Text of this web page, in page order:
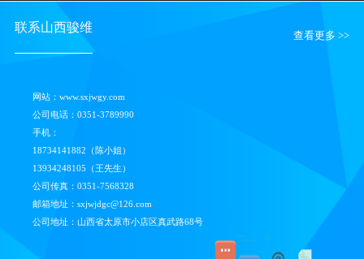
联系山西骏维
查看更多 >>
网站：www.sxjwgy.com
公司电话：0351-3789990
手机：
18734141882（陈小姐）
13934248105（王先生）
公司传真：0351-7568328
邮箱地址：sxjwjdgc@126.com
公司地址：山西省太原市小店区真武路68号